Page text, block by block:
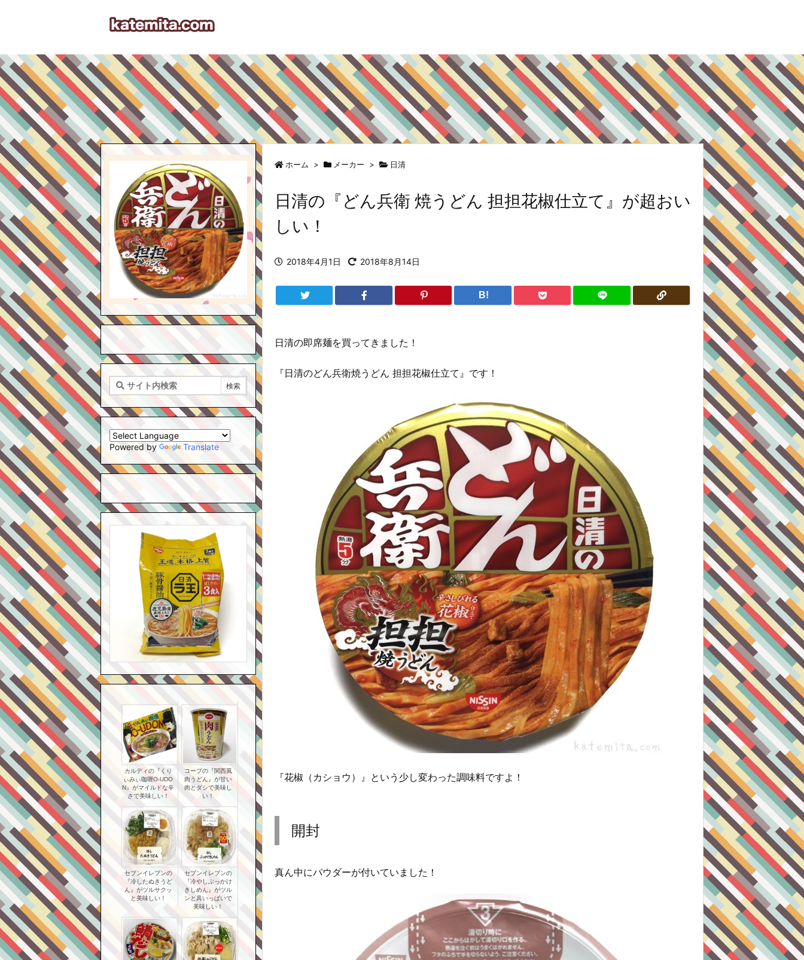
ホーム > メーカー > 日清
日清の『どん兵衛 焼うどん 担担花椒仕立て』が超おい
しい！
2018年4月1日 2018年8月14日
B!
日清の即席麺を買ってきました！
『日清のどん兵衛焼うどん 担担花椒仕立て』です！
『花椒（カショウ）』という少し変わった調味料ですよ！
開封
真ん中にパウダーが付いていました！
Powered by Translate
カルディの『くり
ぃみぃ咖喱O-UDO
N』がマイルドな辛
さで美味しい！
コープの『関西風
肉うどん』が甘い
肉とダシで美味し
い！
セブンイレブンの
『冷したぬきうど
ん』がツルサクッ
と美味しい！
セブンイレブンの
『冷やしぶっかけ
きしめん』がツル
ンと具いっぱいで
美味しい！